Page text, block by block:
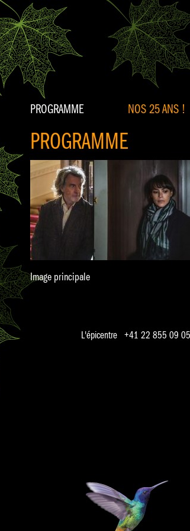
PROGRAMME NOS 25 ANS !
PROGRAMME
Image principale
L'épicentre +41 22 855 09